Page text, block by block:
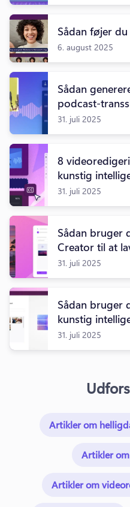
Sådan føjer
6. august 2025
Sådan
podcast-
31. juli 2025
8
kunstig
31. juli 2025
Sådan bruger
Creator til at
31. juli 2025
Sådan bruger
kunstig
31. juli 2025
Artikler om
Artikler
Artikler om